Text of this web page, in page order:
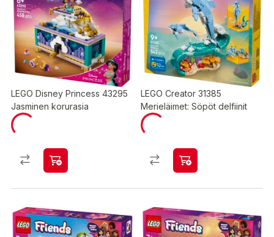
LEGO Disney Princess 43295
Jasminen korurasia
LEGO Creator 31385
Merieläimet: Söpöt delfiinit